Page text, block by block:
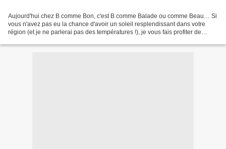
Aujourd'hui chez B comme Bon, c'est B comme Balade ou comme Beau… Si
vous n'avez pas eu la chance d'avoir un soleil resplendissant dans votre
région (et je ne parlerai pas des températures !), je vous fais profiter de